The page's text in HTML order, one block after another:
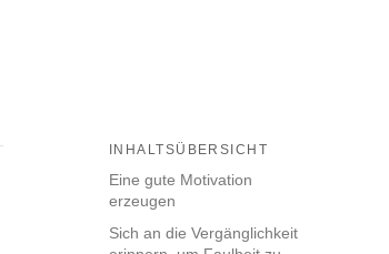
INHALTSÜBERSICHT
Eine gute Motivation
erzeugen
Sich an die Vergänglichkeit